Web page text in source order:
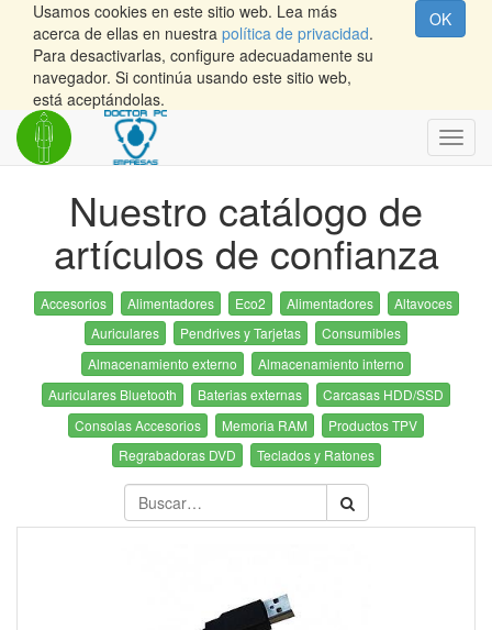
Usamos cookies en este sitio web. Lea más
acerca de ellas en nuestra política de privacidad.
Para desactivarlas, configure adecuadamente su
navegador. Si continúa usando este sitio web,
está aceptándolas.
OK
Nuestro catálogo de
artículos de confianza
Accesorios Alimentadores Eco2 Alimentadores
Altavoces
Auriculares
Pendrives y Tarjetas
Consumibles
Almacenamiento externo
Almacenamiento interno
Auriculares Bluetooth
Baterias externas
Carcasas HDD/SSD
Consolas Accesorios
Memoria RAM
Productos TPV
Regrabadoras DVD
Teclados y Ratones